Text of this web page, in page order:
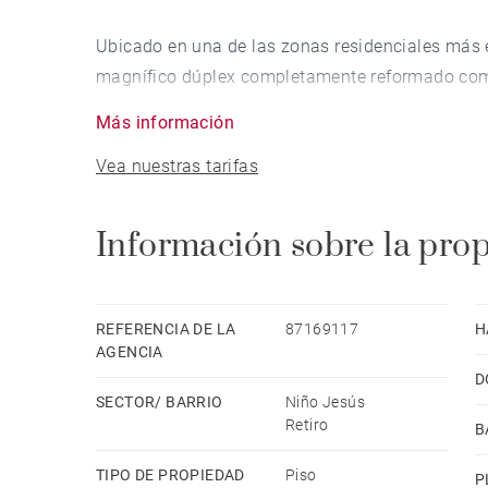
Ubicado en una de las zonas residenciales
magnífico dúplex completamente reformado
La propiedad se desarrolla en dos plantas,
cuidadosamente diseñados para aportar
clima de Madrid, así como su plaza de garaje
zona.
La zona social destaca por su luminosidad y
fluida con el comedor y la terraza, creando un
el entretenimiento. La cocina, moderna y
Más información
Vea nuestras tarifas
Información sobre la
REFERENCIA DE LA
AGENCIA
87169117
SECTOR/ BARRIO
Niño Jesús
Retiro
TIPO DE PROPIEDAD Piso